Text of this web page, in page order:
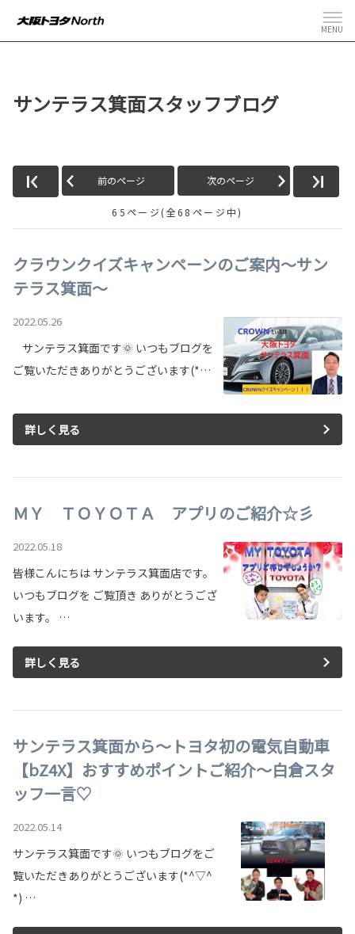
MENU
サンテラス箕面スタッフブログ
前のページ 次のページ
65ページ(全68ページ中)
クラウンクイズキャンペーンのご案内～サン
テラス箕面～
2022.05.26
サンテラス箕面です🌞 いつもブログを
ご覧いただきありがとうございます(*…
詳しく見る
ＭＹ ＴＯＹＯＴＡ アプリのご紹介☆彡
2022.05.18
皆様こんにちは サンテラス箕面店です。
いつもブログを ご覧頂き ありがとうござ
います。 …
詳しく見る
サンテラス箕面から～トヨタ初の電気自動車
【bZ4X】おすすめポイントご紹介～白倉スタ
ッフ一言♡
2022.05.14
サンテラス箕面です🌞 いつもブログをご
覧いただきありがとうございます(*^▽^
*) …